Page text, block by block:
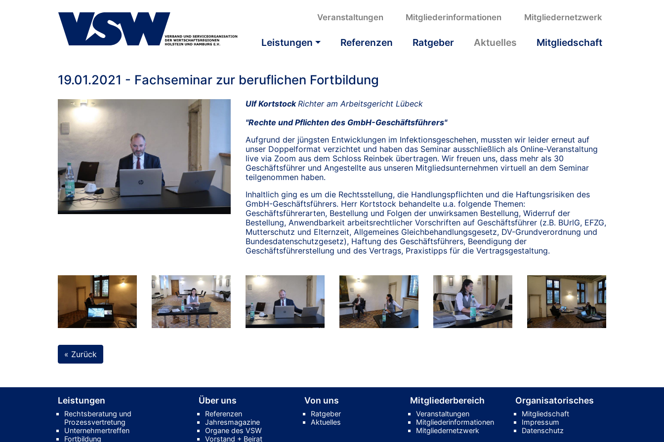
Veranstaltungen Mitgliederinformationen Mitgliedernetzwerk
Leistungen Referenzen Ratgeber Aktuelles Mitgliedschaft
19.01.2021 - Fachseminar zur beruflichen Fortbildung
Ulf KortstockRichter am Arbeitsgericht Lübeck
"Rechte und Pflichten des GmbH-Geschäftsführers"
Aufgrund der jüngsten Entwicklungen im Infektionsgeschehen, mussten wir leider erneut auf
unser Doppelformat verzichtet und haben das Seminar ausschließlich als Online-Veranstaltung
live via Zoom aus dem Schloss Reinbek übertragen. Wir freuen uns, dass mehr als 30
Geschäftsführer und Angestellte aus unseren Mitgliedsunternehmen virtuell an dem Seminar
teilgenommen haben.
Inhaltlich ging es um die Rechtsstellung, die Handlungspflichten und die Haftungsrisiken des
GmbH-Geschäftsführers. Herr Kortstock behandelte u.a. folgende Themen:
Geschäftsführerarten, Bestellung und Folgen der unwirksamen Bestellung, Widerruf der
Bestellung, Anwendbarkeit arbeitsrechtlicher Vorschriften auf Geschäftsführer (z.B. BUrlG, EFZG,
Mutterschutz und Elternzeit, Allgemeines Gleichbehandlungsgesetz, DV-Grundverordnung und
Bundesdatenschutzgesetz), Haftung des Geschäftsführers, Beendigung der
Geschäftsführerstellung und des Vertrags, Praxistipps für die Vertragsgestaltung.
« Zurück
Leistungen
Rechtsberatung und
Prozessvertretung
Unternehmertreffen
Fortbildung
Über uns
Referenzen
Jahresmagazine
Organe des VSW
Vorstand + Beirat
Von uns
Ratgeber
Aktuelles
Mitgliederbereich
Veranstaltungen
Mitgliederinformationen
Mitgliedernetzwerk
Organisatorisches
Mitgliedschaft
Impressum
Datenschutz